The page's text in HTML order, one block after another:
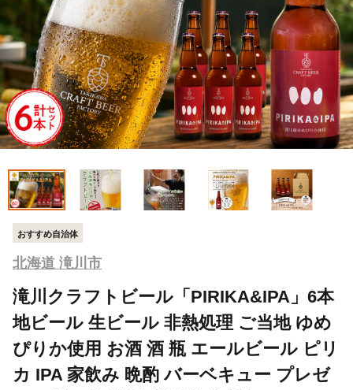
おすすめ自治体
北海道 滝川市
滝川クラフトビール「PIRIKA&IPA」6本
地ビール 生ビール 非熱処理 ご当地 ゆめ
ぴりか使用 お酒 酒 瓶 エールビール ピリ
カ IPA 家飲み 晩酌 バーベキュー プレゼ